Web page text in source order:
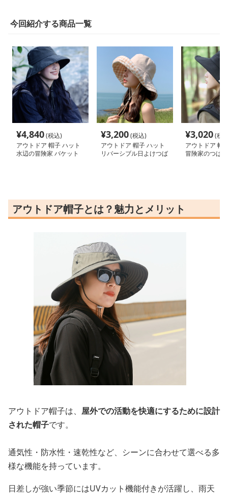
今回紹介する商品一覧
¥4,840(税込)
アウトドア 帽子 ハット
水辺の冒険家 バケット
¥3,200(税込)
アウトドア 帽子 ハット
リバーシブル日よけつば
¥3,020(税
アウトドア 帽
冒険家のつば
アウトドア帽子とは？魅力とメリット
アウトドア帽子は、 屋外での活動を快適にするために設計
された帽子です。
通気性・防水性・速乾性など、シーンに合わせて選べる多
様な機能を持っています。
日差しが強い季節にはUVカット機能付きが活躍し、雨天